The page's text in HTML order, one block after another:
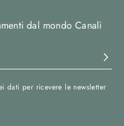
dal mondo Canali
dati per ricevere le newsletter